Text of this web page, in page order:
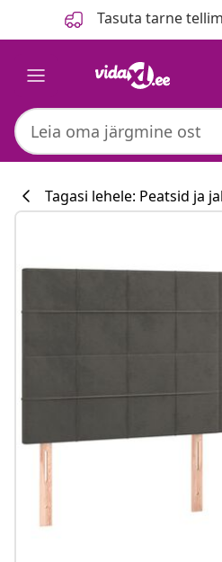
Tasuta tarne
Tagasi lehele: Peatsid ja